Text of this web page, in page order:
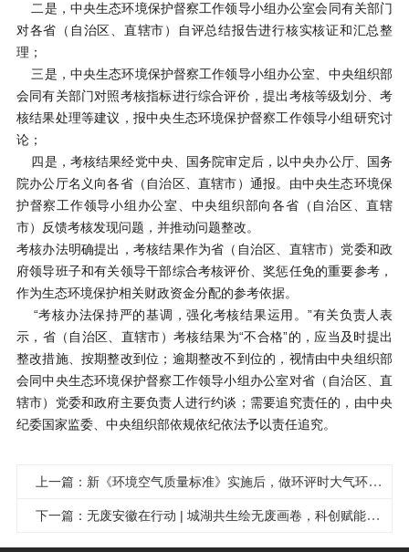
二是，中央生态环境保护督察工作领导小组办公室会同有关部门
对各省（自治区、直辖市）自评总结报告进行核实核证和汇总整
理；
三是，中央生态环境保护督察工作领导小组办公室、中央组织部
会同有关部门对照考核指标进行综合评价，提出考核等级划分、考
核结果处理等建议，报中央生态环境保护督察工作领导小组研究讨
论；
四是，考核结果经党中央、国务院审定后，以中央办公厅、国务
院办公厅名义向各省（自治区、直辖市）通报。由中央生态环境保
护督察工作领导小组办公室、中央组织部向各省（自治区、直辖
市）反馈考核发现问题，并推动问题整改。
考核办法明确提出，考核结果作为省（自治区、直辖市）党委和政
府领导班子和有关领导干部综合考核评价、奖惩任免的重要参考，
作为生态环境保护相关财政资金分配的参考依据。
“考核办法保持严的基调，强化考核结果运用。”有关负责人表
示，省（自治区、直辖市）考核结果为“不合格”的，应当及时提出
整改措施、按期整改到位；逾期整改不到位的，视情由中央组织部
会同中央生态环境保护督察工作领导小组办公室对省（自治区、直
辖市）党委和政府主要负责人进行约谈；需要追究责任的，由中央
纪委国家监委、中央组织部依规依纪依法予以责任追究。
上一篇：新《环境空气质量标准》实施后，做环评时大气环境质量现状达标判定也用新标准吗？
下一篇：无废安徽在行动 | 城湖共生绘无废画卷，科创赋能筑绿色之城——合肥市扎实推进“无废城市”建设